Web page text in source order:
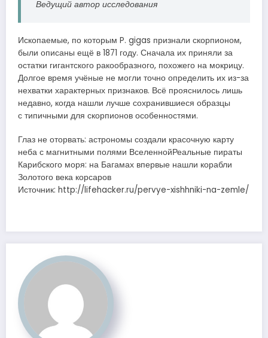
Ведущий автор исследования
Ископаемые, по которым P. gigas признали скорпионом,
были описаны ещё в 1871 году. Сначала их приняли за
остатки гигантского ракообразного, похожего на мокрицу.
Долгое время учёные не могли точно определить их из-за
нехватки характерных признаков. Всё прояснилось лишь
недавно, когда нашли лучше сохранившиеся образцы
с типичными для скорпионов особенностями.
Глаз не оторвать: астрономы создали красочную карту
неба с магнитными полями ВселеннойРеальные пираты
Карибского моря: на Багамах впервые нашли корабли
Золотого века корсаров
Источник: http://lifehacker.ru/pervye-xishhniki-na-zemle/